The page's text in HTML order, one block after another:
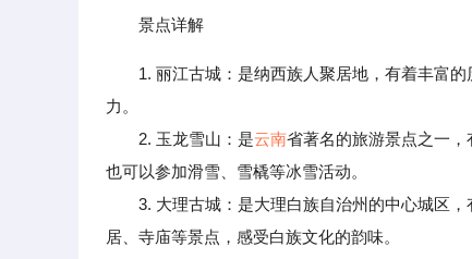
景点详解
1. 丽江古城：是纳西族人聚居地，有着丰富
力。
2. 玉龙雪山：是云南省著名的旅游景点之一，
也可以参加滑雪、雪橇等冰雪活动。
3. 大理古城：是大理白族自治州的中心城区，
居、寺庙等景点，感受白族文化的韵味。